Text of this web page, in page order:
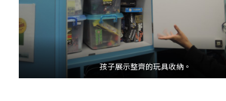
孩子展示整齊的玩具收納。